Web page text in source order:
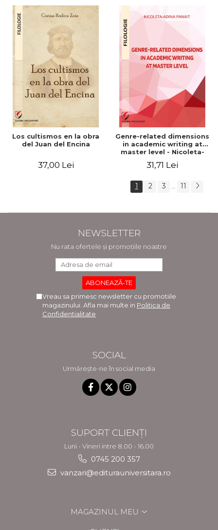
Los cultismos en la obra
del Juan del Encina
37,00 Lei
Genre-related dimensions
in academic writing at
master level - Nicoleta-
31,71 Lei
1 2 3 ... 11
NEWSLETTER
Nu rata ofertele și promoțiile noastre
Vreau sa primesc newsletter cu promotiile
magazinului. Afla mai multe in Politica de
Confidentialitate
SOCIAL
Urmărește-ne în social media
SUPORT CLIENȚI
Luni - Vineri intre 8.00 - 16.00
0745 200 357
vanzari@editurauniversitara.ro
MAGAZINUL MEU